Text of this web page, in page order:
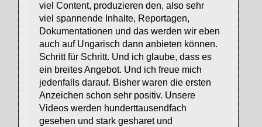
viel Content, produzieren den, also sehr
viel spannende Inhalte, Reportagen,
Dokumentationen und das werden wir eben
auch auf Ungarisch dann anbieten können.
Schritt für Schritt. Und ich glaube, dass es
ein breites Angebot. Und ich freue mich
jedenfalls darauf. Bisher waren die ersten
Anzeichen schon sehr positiv. Unsere
Videos werden hunderttausendfach
gesehen und stark gesharet und